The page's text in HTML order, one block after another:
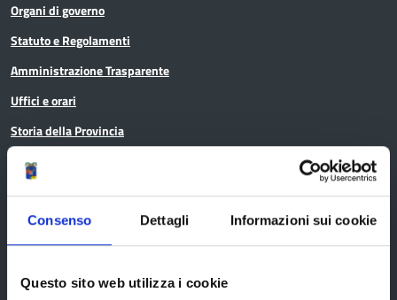
Consenso Dettagli Informazioni sui cookie
Questo sito web utilizza i cookie
Organi di governo
Statuto e Regolamenti
Amministrazione Trasparente
Uffici e orari
Storia della Provincia
Edifici e Parchi